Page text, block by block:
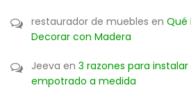
restaurador de muebles en Qué
Decorar con Madera
Jeeva en 3 razones para
empotrado a medida